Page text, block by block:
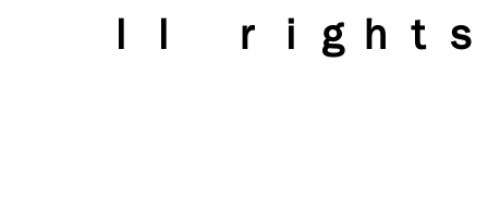
ｌｌ ｒｉｇｈｔ